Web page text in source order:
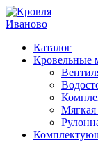
Перейти
к
Каталог
Кровельные
Мягкая